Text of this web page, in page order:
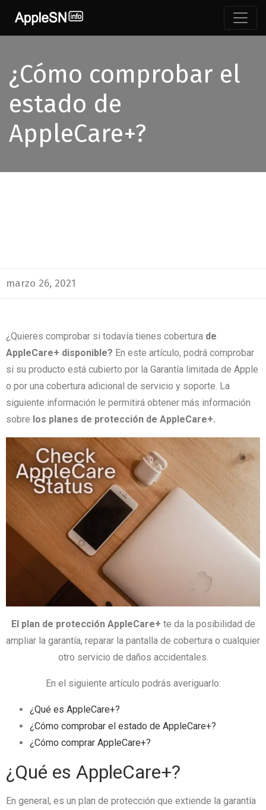
¿Cómo comprobar el
estado de
AppleCare+?
marzo 26, 2021
¿Quieres comprobar si todavía tienes cobertura de
AppleCare+ disponible? En este artículo, podrá comprobar
si su producto está cubierto por la Garantía limitada de Apple
o por una cobertura adicional de servicio y soporte. La
siguiente información le permitirá obtener más información
sobre los planes de protección de AppleCare+.
El plan de protección AppleCare+ te da la posibilidad de
ampliar la garantía, reparar la pantalla de cobertura o cualquier
otro servicio de daños accidentales.
En el siguiente artículo podrás averiguarlo:
¿Qué es AppleCare+?
¿Cómo comprobar el estado de AppleCare+?
¿Cómo comprar AppleCare+?
¿Qué es AppleCare+?
En general, es un plan de protección que extiende la garantía